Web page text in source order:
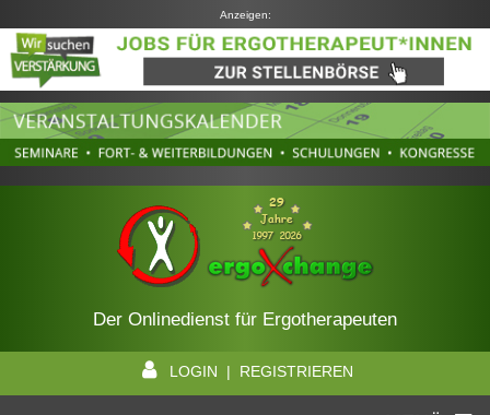
Anzeigen:
Der Onlinedienst für Ergotherapeuten
LOGIN | REGISTRIEREN